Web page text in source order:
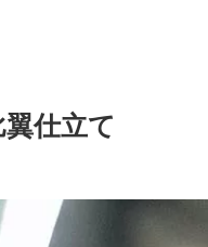
翼仕立て